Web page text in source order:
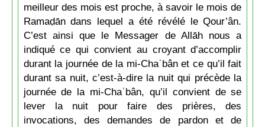
meilleur des mois est proche, à savoir le mois de
Ramaḍān dans lequel a été révélé le Qour’ân.
C’est ainsi que le Messager de Allāh nous a
indiqué ce qui convient au croyant d’accomplir
durant la journée de la mi-Chaʿbân et ce qu’il fait
durant sa nuit, c’est-à-dire la nuit qui précède la
journée de la mi-Chaʿbân, qu’il convient de se
lever la nuit pour faire des prières, des
invocations, des demandes de pardon et de